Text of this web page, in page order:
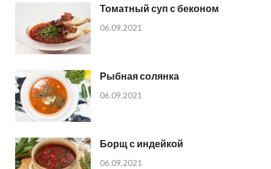
Томатный суп с беконом
06.09.2021
Рыбная солянка
06.09.2021
Борщ с индейкой
06.09.2021